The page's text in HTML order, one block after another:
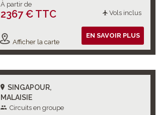
À partir de
2367 € TTC Vols inclus
Afficher la carte
EN SAVOIR PLUS
SINGAPOUR,
MALAISIE
Circuits en groupe